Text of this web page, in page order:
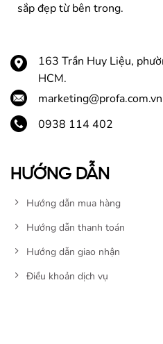
sắp đẹp từ bên trong.
163 Trần Huy Liệu,
HCM.
marketing@profa.com.vn
0938 114 402
HƯỚNG DẪN
Hướng dẫn mua hàng
Hướng dẫn thanh toán
Hướng dẫn giao nhận
Điều khoản dịch vụ